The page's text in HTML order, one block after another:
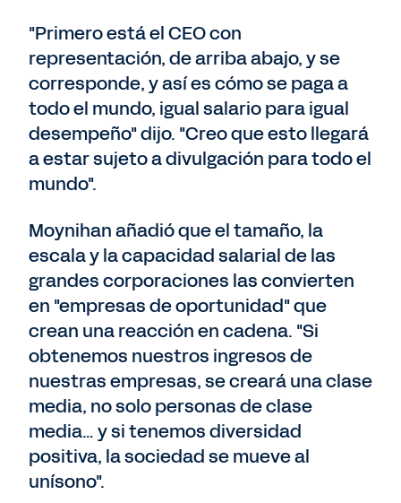
"Primero está el CEO con
representación, de arriba abajo, y se
corresponde, y así es cómo se paga a
todo el mundo, igual salario para igual
desempeño" dijo. "Creo que esto llegará
a estar sujeto a divulgación para todo el
mundo".
Moynihan añadió que el tamaño, la
escala y la capacidad salarial de las
grandes corporaciones las convierten
en "empresas de oportunidad" que
crean una reacción en cadena. "Si
obtenemos nuestros ingresos de
nuestras empresas, se creará una clase
media, no solo personas de clase
media… y si tenemos diversidad
positiva, la sociedad se mueve al
unísono".